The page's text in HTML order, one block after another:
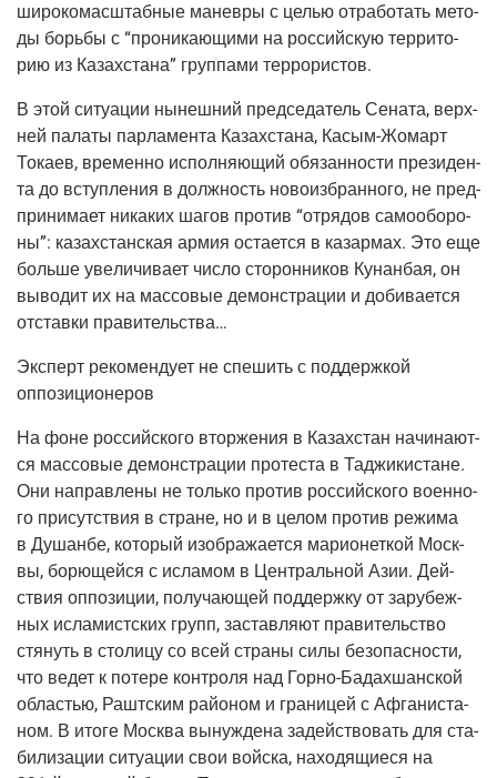
широ­ко­мас­штаб­ные манев­ры с целью отра­бо­тать мето­
ды борь­бы с “про­ни­ка­ю­щи­ми на рос­сий­скую тер­ри­то­
рию из Казах­ста­на” груп­па­ми террористов.
В этой ситу­а­ции нынеш­ний пред­се­да­тель Сена­та, верх­
ней пала­ты пар­ла­мен­та Казах­ста­на, Касым-Жомарт
Тока­ев, вре­мен­но испол­ня­ю­щий обя­зан­но­сти пре­зи­ден­
та до вступ­ле­ния в долж­ность ново­из­бран­но­го, не пред­
при­ни­ма­ет ника­ких шагов про­тив “отря­дов само­обо­ро­
ны”: казах­стан­ская армия оста­ет­ся в казар­мах. Это еще
боль­ше уве­ли­чи­ва­ет чис­ло сто­рон­ни­ков Кунан­бая, он
выво­дит их на мас­со­вые демон­стра­ции и доби­ва­ет­ся
отстав­ки правительства…
Экс­перт реко­мен­ду­ет не спе­шить с под­держ­кой
оппозиционеров
На фоне рос­сий­ско­го втор­же­ния в Казах­стан начи­на­ют­
ся мас­со­вые демон­стра­ции про­те­ста в Таджи­ки­стане.
Они направ­ле­ны не толь­ко про­тив рос­сий­ско­го воен­но­
го при­сут­ствия в стране, но и в целом про­тив режи­ма
в Душан­бе, кото­рый изоб­ра­жа­ет­ся мари­о­нет­кой Моск­
вы, борю­щей­ся с исла­мом в Цен­траль­ной Азии. Дей­
ствия оппо­зи­ции, полу­ча­ю­щей под­держ­ку от зару­беж­
ных исла­мист­ских групп, застав­ля­ют пра­ви­тель­ство
стя­нуть в сто­ли­цу со всей стра­ны силы без­опас­но­сти,
что ведет к поте­ре кон­тро­ля над Гор­но-Бадах­шан­ской
обла­стью, Рашт­ским рай­о­ном и гра­ни­цей с Афга­ни­ста­
ном. В ито­ге Москва вынуж­де­на задей­ство­вать для ста­
би­ли­за­ции ситу­а­ции свои вой­ска, нахо­дя­щи­е­ся на